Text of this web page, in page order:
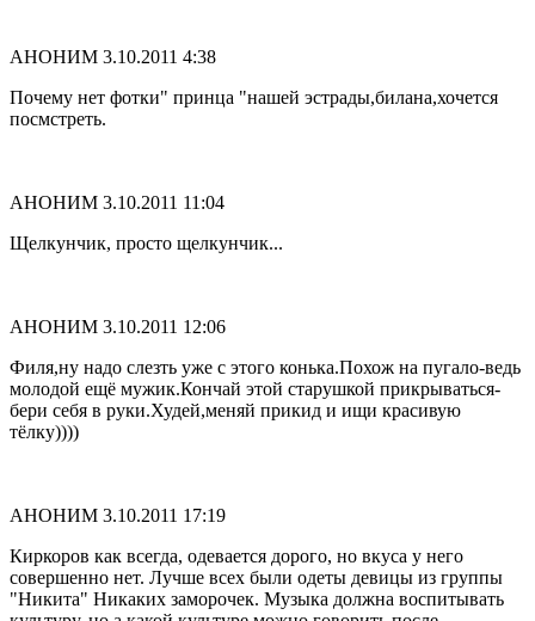
АНОНИМ 3.10.2011 4:38
Почему нет фотки" принца "нашей эстрады,билана,хочется
посмстреть.
АНОНИМ 3.10.2011 11:04
Щелкунчик, просто щелкунчик...
АНОНИМ 3.10.2011 12:06
Филя,ну надо слезть уже с этого конька.Похож на пугало-ведь
молодой ещё мужик.Кончай этой старушкой прикрываться-
бери себя в руки.Худей,меняй прикид и ищи красивую
тёлку))))
АНОНИМ 3.10.2011 17:19
Киркоров как всегда, одевается дорого, но вкуса у него
совершенно нет. Лучше всех были одеты девицы из группы
"Никита" Никаких заморочек. Музыка должна воспитывать